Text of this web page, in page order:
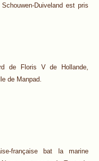
Duiveland est pris
de Floris V de Hollande,
de Manpad.
française bat la marine